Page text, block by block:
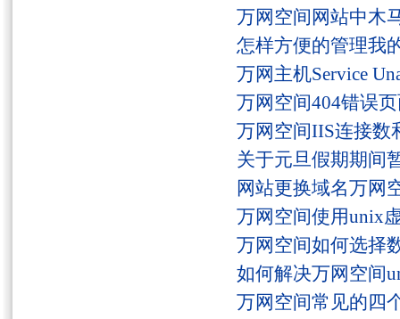
万网空间网站中木
怎样方便的管理我
万网主机Service
万网空间404错误
万网空间IIS连接数
关于元旦假期期间
网站更换域名万网
万网空间使用unix
万网空间如何选择
如何解决万网空间
万网空间常见的四